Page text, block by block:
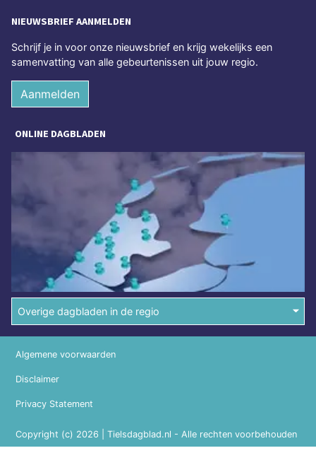
NIEUWSBRIEF AANMELDEN
Schrijf je in voor onze nieuwsbrief en krijg wekelijks een
samenvatting van alle gebeurtenissen uit jouw regio.
Aanmelden
ONLINE DAGBLADEN
Overige dagbladen in de regio
Copyright (c) 2026 | Tielsdagblad.nl - Alle rechten voorbehouden
Algemene voorwaarden
Disclaimer
Privacy Statement